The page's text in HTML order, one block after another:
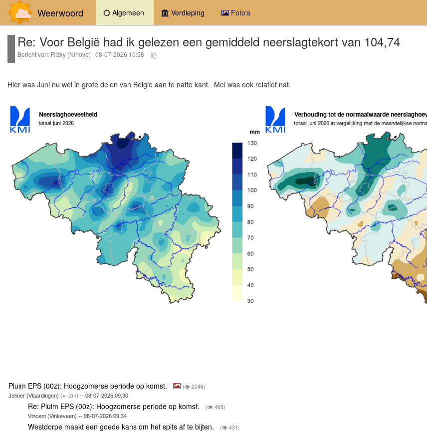
Weerwoord Algemeen (current)Verdieping Foto's
Re: Voor België had ik gelezen een gemiddeld neerslagtekort van 104,74
Bericht van: Rizky (Ninove) , 08-07-2026 10:58
Hier was Juni nu wel in grote delen van Belgie aan te natte kant. Mei was ook relatief nat.
Pluim EPS (00z): Hoogzomerse periode op komst. ( 2046)
Jelmer (Vlaardingen) ( -2m) -- 08-07-2026 09:30
Re: Pluim EPS (00z): Hoogzomerse periode op komst. ( 465)
Vincent (Vinkeveen) -- 08-07-2026 09:34
Westdorpe maakt een goede kans om het spits af te bijten. ( 431)